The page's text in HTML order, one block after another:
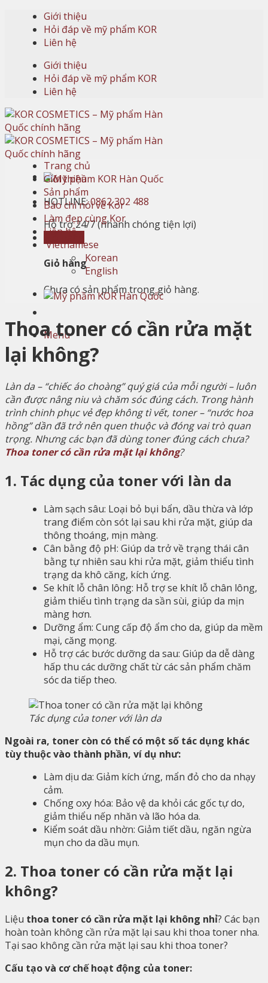
content
Giới thiệu
Hỏi đáp về mỹ phẩm KOR
Liên hệ
Giới thiệu
Hỏi đáp về mỹ phẩm KOR
Liên hệ
HOTLINE:0862 302 488
Hỗ trợ 24/7 (nhanh chóng tiện lợi)
Giỏ hàng
Chưa có sản phẩm trong giỏ hàng.
Menu
Trang chủ
Giới thiệu
Sản phẩm
Báo chí nói về Kor
Làm đẹp cùng Kor
Liên hệ
Vietnamese
Korean
English
Thoa toner có cần rửa mặt
lại không?
Làn da – “chiếc áo choàng” quý giá của mỗi người – luôn
cần được nâng niu và chăm sóc đúng cách. Trong hành
trình chinh phục vẻ đẹp không tì vết, toner – “nước hoa
hồng” dần đã trở nên quen thuộc và đóng vai trò quan
trọng. Nhưng các bạn đã dùng toner đúng cách chưa?
Thoa toner có cần rửa mặt lại không?
1. Tác dụng của toner với làn da
Làm sạch sâu: Loại bỏ bụi bẩn, dầu thừa và lớp
trang điểm còn sót lại sau khi rửa mặt, giúp da
thông thoáng, mịn màng.
Cân bằng độ pH: Giúp da trở về trạng thái cân
bằng tự nhiên sau khi rửa mặt, giảm thiểu tình
trạng da khô căng, kích ứng.
Se khít lỗ chân lông: Hỗ trợ se khít lỗ chân lông,
giảm thiểu tình trạng da sần sùi, giúp da mịn
màng hơn.
Dưỡng ẩm: Cung cấp độ ẩm cho da, giúp da mềm
mại, căng mọng.
Hỗ trợ các bước dưỡng da sau: Giúp da dễ dàng
hấp thu các dưỡng chất từ các sản phẩm chăm
sóc da tiếp theo.
Tác dụng của toner với làn da
Ngoài ra, toner còn có thể có một số tác dụng khác
tùy thuộc vào thành phần, ví dụ như:
Làm dịu da: Giảm kích ứng, mẩn đỏ cho da nhạy
cảm.
Chống oxy hóa: Bảo vệ da khỏi các gốc tự do,
giảm thiểu nếp nhăn và lão hóa da.
Kiểm soát dầu nhờn: Giảm tiết dầu, ngăn ngừa
mụn cho da dầu mụn.
2. Thoa toner có cần rửa mặt lại
không?
Liệu thoa toner có cần rửa mặt lại không nhỉ? Các bạn
hoàn toàn không cần rửa mặt lại sau khi thoa toner nha.
Tại sao không cần rửa mặt lại sau khi thoa toner?
Cấu tạo và cơ chế hoạt động của toner: